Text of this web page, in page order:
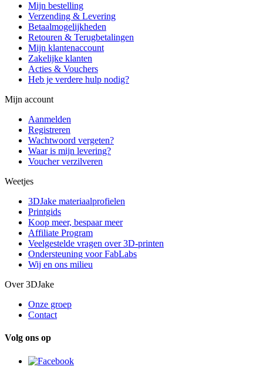
Mijn bestelling
Verzending & Levering
Betaalmogelijkheden
Retouren & Terugbetalingen
Mijn klantenaccount
Zakelijke klanten
Acties & Vouchers
Heb je verdere hulp nodig?
Mijn account
Aanmelden
Registreren
Wachtwoord vergeten?
Waar is mijn levering?
Voucher verzilveren
Weetjes
3DJake materiaalprofielen
Printgids
Koop meer, bespaar meer
Affiliate Program
Veelgestelde vragen over 3D-printen
Ondersteuning voor FabLabs
Wij en ons milieu
Over 3DJake
Onze groep
Contact
Volg ons op